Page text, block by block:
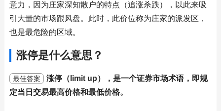
意力，因为庄家深知散户的特点（追涨杀跌），以此来吸
引大量的市场跟风盘。此时，此价位称为庄家的派发区，
也是最危险的区域。
涨停是什么意思？
最佳答案
涨停（limit up），是一个证券市场术语，即规
定当日交易最高价格和最低价格。